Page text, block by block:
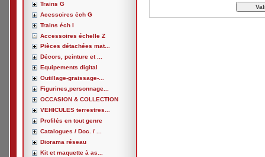
Trains G
Acessoires éch G
Trains éch I
Accessoires échelle Z
Pièces détachées mat...
Décors, peinture et ...
Equipements digital
Outillage-graissage-...
Figurines,personnage...
OCCASION & COLLECTION
VEHICULES terrestres...
Profilés en tout genre
Catalogues / Doc. / ...
Diorama réseau
Kit et maquette à as...